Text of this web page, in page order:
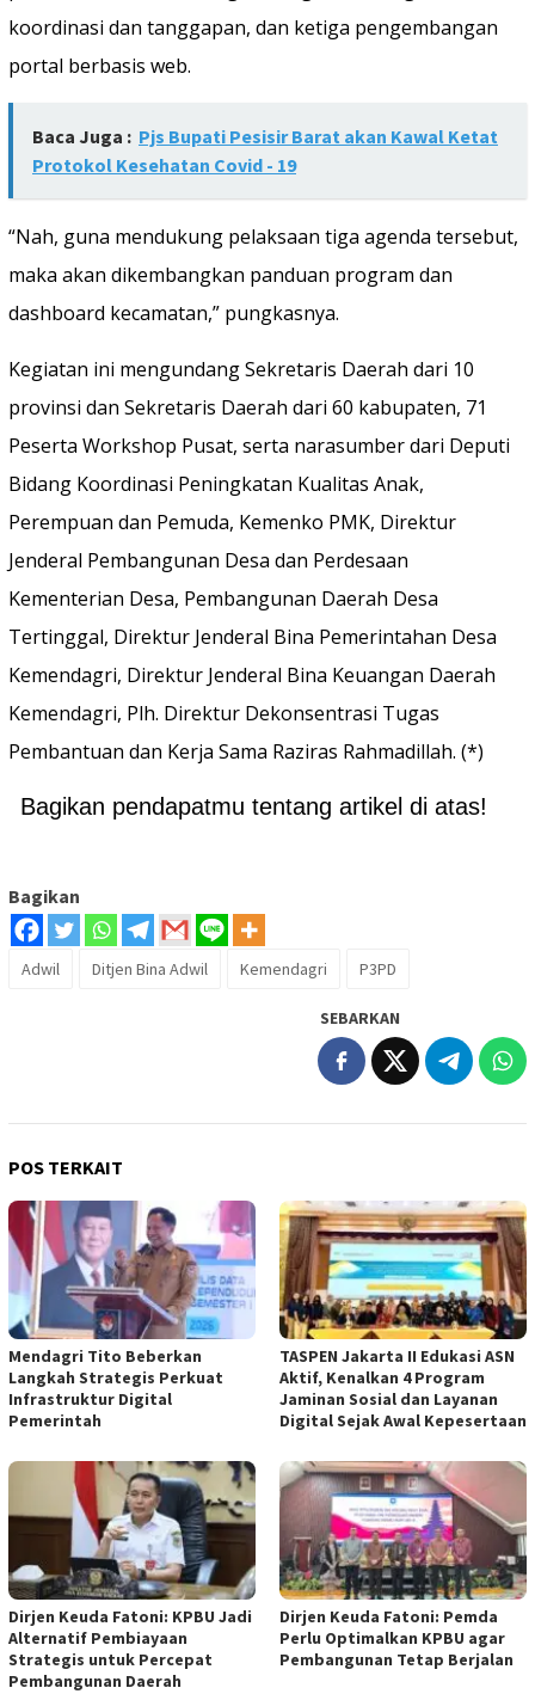
koordinasi dan tanggapan, dan ketiga pengembangan
portal berbasis web.
Baca Juga : Pjs Bupati Pesisir Barat akan Kawal Ketat
Protokol Kesehatan Covid - 19
“Nah, guna mendukung pelaksaan tiga agenda tersebut,
maka akan dikembangkan panduan program dan
dashboard kecamatan,” pungkasnya.
Kegiatan ini mengundang Sekretaris Daerah dari 10
provinsi dan Sekretaris Daerah dari 60 kabupaten, 71
Peserta Workshop Pusat, serta narasumber dari Deputi
Bidang Koordinasi Peningkatan Kualitas Anak,
Perempuan dan Pemuda, Kemenko PMK, Direktur
Jenderal Pembangunan Desa dan Perdesaan
Kementerian Desa, Pembangunan Daerah Desa
Tertinggal, Direktur Jenderal Bina Pemerintahan Desa
Kemendagri, Direktur Jenderal Bina Keuangan Daerah
Kemendagri, Plh. Direktur Dekonsentrasi Tugas
Pembantuan dan Kerja Sama Raziras Rahmadillah. (*)
Bagikan pendapatmu tentang artikel di atas!
Bagikan
Adwil Ditjen Bina Adwil Kemendagri P3PD
SEBARKAN
POS TERKAIT
Mendagri Tito Beberkan
Langkah Strategis Perkuat
Infrastruktur Digital
Pemerintah
TASPEN Jakarta II Edukasi ASN
Aktif, Kenalkan 4 Program
Jaminan Sosial dan Layanan
Digital Sejak Awal Kepesertaan
Dirjen Keuda Fatoni: KPBU Jadi
Alternatif Pembiayaan
Strategis untuk Percepat
Pembangunan Daerah
Dirjen Keuda Fatoni: Pemda
Perlu Optimalkan KPBU agar
Pembangunan Tetap Berjalan